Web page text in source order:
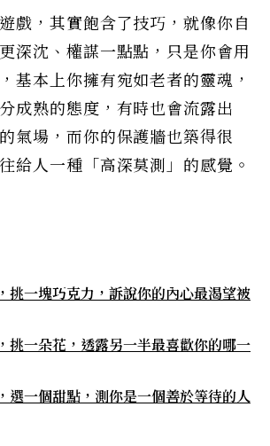
戲，其實飽含了技巧，就像你自
深沈、權謀一點點，只是你會用
基本上你擁有宛如老者的靈魂，
成熟的態度，有時也會流露出
氣場，而你的保護牆也築得很
給人一種「高深莫測」的感覺。
挑一塊巧克力，訴說你的內心最渴望被
挑一朵花，透露另一半最喜歡你的哪一
選一個甜點，測你是一個善於等待的人